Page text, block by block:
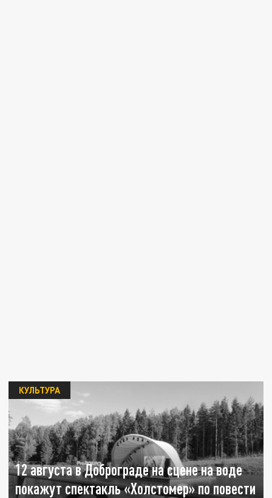
12 августа в Доброграде на сцене на воде
покажут спектакль «Холстомер» по повести
КУЛЬТУРА